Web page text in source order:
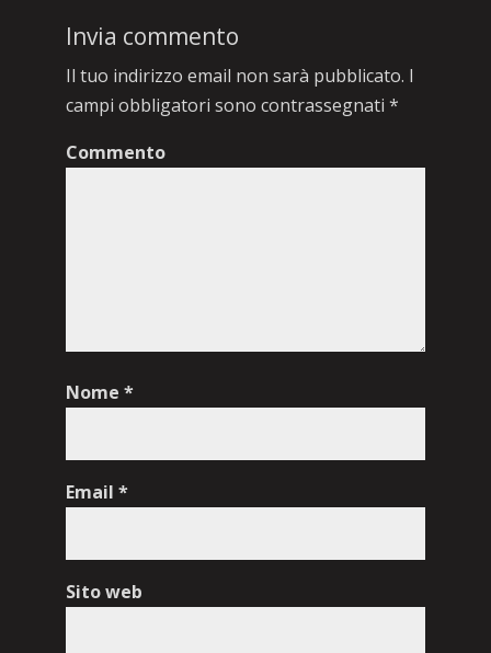
Invia commento
Il tuo indirizzo email non sarà pubblicato. I
campi obbligatori sono contrassegnati *
Commento
Nome *
Email *
Sito web